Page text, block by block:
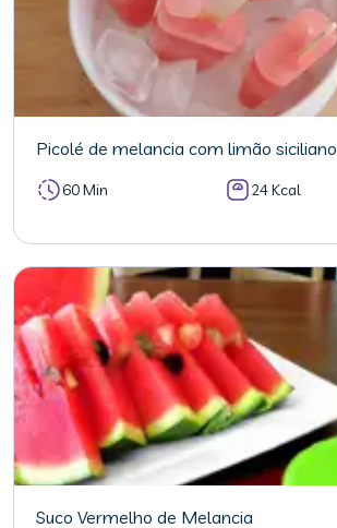
Picolé de melancia com limão siciliano
60 Min 24 Kcal
Suco Vermelho de Melancia